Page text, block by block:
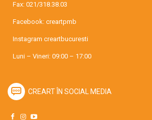
Fax: 021/318.38.03
Facebook: creartpmb
Instagram creartbucuresti
Luni – Vineri: 09:00 – 17:00
CREART ÎN SOCIAL MEDIA